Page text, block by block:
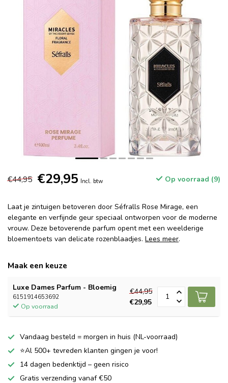
€44,95 €29,95 Incl. btw Op voorraad (9)
Laat je zintuigen betoveren door Séfralls Rose Mirage, een
elegante en verfijnde geur speciaal ontworpen voor de moderne
vrouw. Deze betoverende parfum opent met een weelderige
bloementoets van delicate rozenblaadjes. Lees meer.
Maak een keuze
Luxe Dames Parfum - Bloemig
6151914653692
Op voorraad
€44,95
€29,95
Vandaag besteld = morgen in huis (NL-voorraad)
⭐Al 500+ tevreden klanten gingen je voor!
14 dagen bedenktijd – geen risico
Gratis verzending vanaf €50